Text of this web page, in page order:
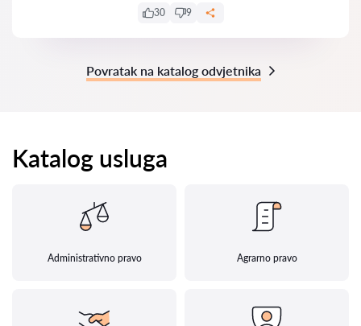
30 9
Povratak na katalog odvjetnika
Katalog usluga
Administrativno pravo Agrarno pravo